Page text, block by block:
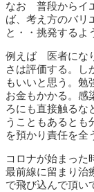
なお 普段からイ
ば、考え方のバリ
と・・挑発するよ
例えば 医者にな
さは評価する。し
もいいと思う。勉
お金もかかる。感
ろにも直接触るな
うこともあると
を預かり責任を全
コロナが始まった
最前線に留まり治
で飛び込んで頂い